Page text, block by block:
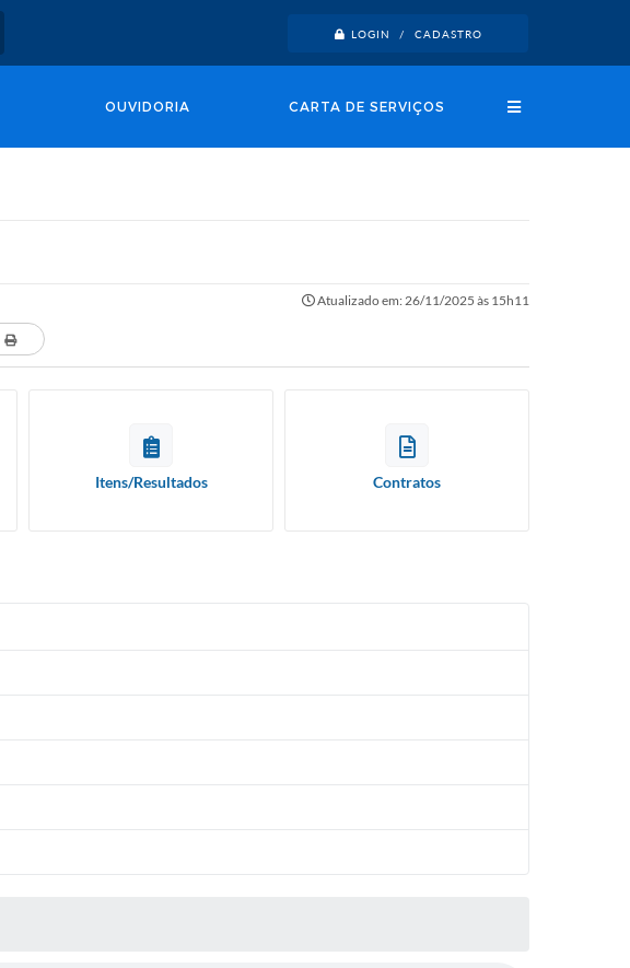
LOGIN / CADASTRO
OUVIDORIA CARTA DE SERVIÇOS
Atualizado em: 26/11/2025 às 15h11
Itens/Resultados Contratos